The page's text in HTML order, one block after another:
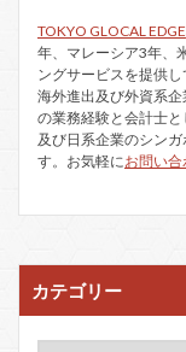
TOKYO GLOCAL EDGE
年、マレーシア3年、
ングサービスを提供
海外進出及び外資系
の業務経験と会計士
及び日系企業のシン
す。お気軽にお問い合
カテゴリー